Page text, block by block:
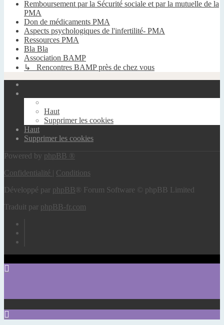
Remboursement par la Sécurité sociale et par la mutuelle de la
PMA
Don de médicaments PMA
Aspects psychologiques de l'infertilité- PMA
Ressources PMA
Bla Bla
Association BAMP
↳ Rencontres BAMP près de chez vous
Haut
Supprimer les cookies
Haut
Supprimer les cookies
Powered by phpBB ®
Confidentialité | Conditions
Développé par phpBB ® Forum Software © phpBB Limited
Traduit par phpBB-fr.com